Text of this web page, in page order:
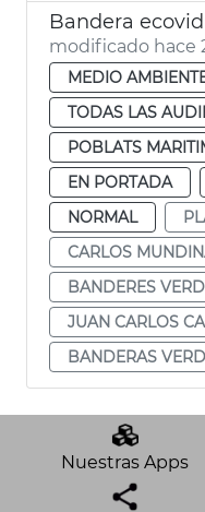
Bandera
modificado hace
MEDIO
TODAS LAS
POBLATS
EN PORTADA
NORMAL
CARLOS
BANDERES
JUAN CARLOS
BANDERAS
Nuestras Apps